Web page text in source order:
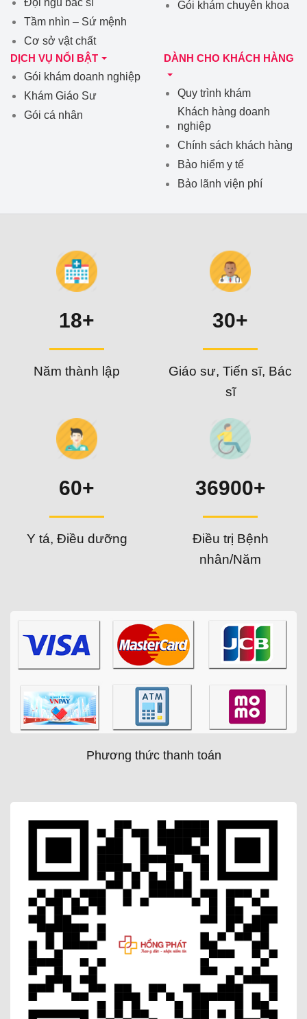
Tầm nhìn – Sứ mệnh
Cơ sở vật chất
Gói khám chuyên khoa
DỊCH VỤ NỔI BẬT
Gói khám doanh nghiệp
Khám Giáo Sư
Gói cá nhân
DÀNH CHO KHÁCH HÀNG
Quy trình khám
Khách hàng doanh
nghiệp
Chính sách khách hàng
Bảo hiểm y tế
Bảo lãnh viện phí
18+
Năm thành lập
30+
Giáo sư, Tiến sĩ, Bác
sĩ
60+
Y tá, Điều dưỡng
36900+
Điều trị Bệnh
nhân/Năm
Phương thức thanh toán